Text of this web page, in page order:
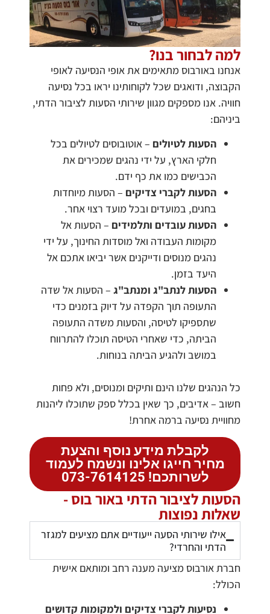
למה לבחור בנו?
אנחנו באורבוס מתאימים את אופי הנסיעה לאופי
הקבוצה, ודואגים שכל לקוחותינו יראו בכל נסיעה
חוויה. אנו מספקים מגוון שירותי הסעות לציבור הדתי,
ביניהם:
הסעות לטיולים – אוטובוסים לטיולים בכל
חלקי הארץ, על ידי נהגים שמכירים את
הכבישים כמו את כף ידם.
הסעות לקברי צדיקים – הסעות מיוחדות
בחגים, במועדים ובכל מועד רצוי אחר.
הסעות עובדים ותלמידים – הסעות אל
מקומות העבודה ואל מוסדות החינוך, על ידי
נהגים מנוסים ודייקנים אשר יביאו אתכם אל
היעד בזמן.
הסעות לנתב"ג ומנתב"ג – הסעות אל שדה
התעופה תוך הקפדה על דיוק בזמנים כדי
שתספיקו לטיסה, והסעות משדה התעופה
הביתה, כדי שאחרי הטיסה תוכלו להתרווח
במושב ולהגיע הביתה בנוחות.
כל הנהגים שלנו הינם ותיקים ומנוסים, ולא פחות
חשוב – אדיבים, כך שאין בכלל ספק שתוכלו ליהנות
מחוויית נסיעה ברמה אחרת!
לקבלת מידע נוסף והצעת
מחיר חייגו אלינו ונשמח לעמוד
לשרותכם! 073-7614125
הסעות לציבור הדתי באור בוס -
שאלות נפוצות
אילו שירותי הסעה ייעודיים אתם מציעים למגזר
הדתי והחרדי?
חברת אורבוס מציעה מענה רחב ומותאם אישית
הכולל:
נסיעות לקברי צדיקים ולמקומות קדושים